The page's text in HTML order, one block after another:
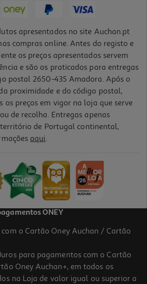
3.8
Zone Preto/lima
apresentados no site Auchan.pt
compras online. Antes do registo e
os preços apresentados servem
e são os praticados para entregas
postal 2650-435 Amadora. Após o
proximidade e do código postal,
os preços em vigor na loja que serve
de recolha. Entregas apenas
de Portugal continental,
aqui.
ONEY
o Cartão Oney Auchan / Cartão
para pagamentos com o Cartão
Oney Auchan+, em todos os
na Loja de valor igual ou superior a